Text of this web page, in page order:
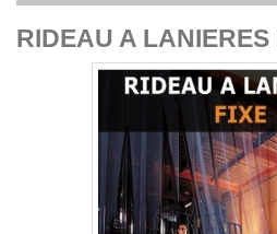
RIDEAU A LANIERES